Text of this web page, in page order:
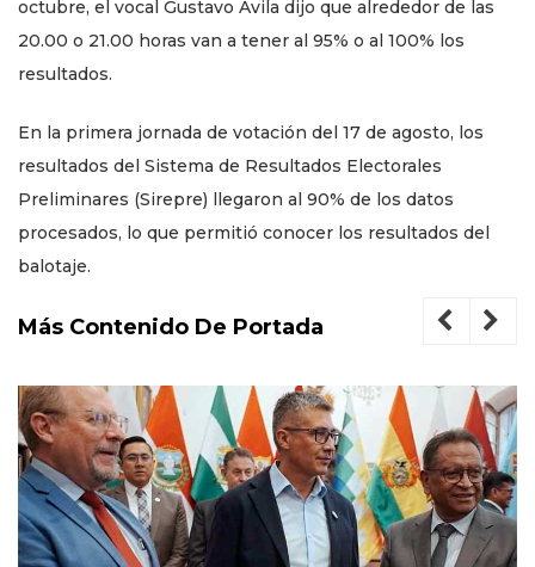
octubre, el vocal Gustavo Ávila dijo que alrededor de las
20.00 o 21.00 horas van a tener al 95% o al 100% los
resultados.
En la primera jornada de votación del 17 de agosto, los
resultados del Sistema de Resultados Electorales
Preliminares (Sirepre) llegaron al 90% de los datos
procesados, lo que permitió conocer los resultados del
balotaje.
Más Contenido De Portada